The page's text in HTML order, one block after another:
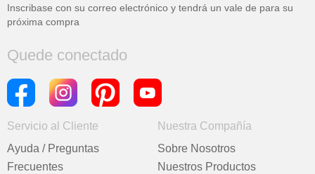
Inscribase con su correo electrónico y tendrá un vale de para su
próxima compra
Quede conectado
Servicio al Cliente
Ayuda / Preguntas
Frecuentes
Nuestra Compañía
Sobre Nosotros
Nuestros Productos